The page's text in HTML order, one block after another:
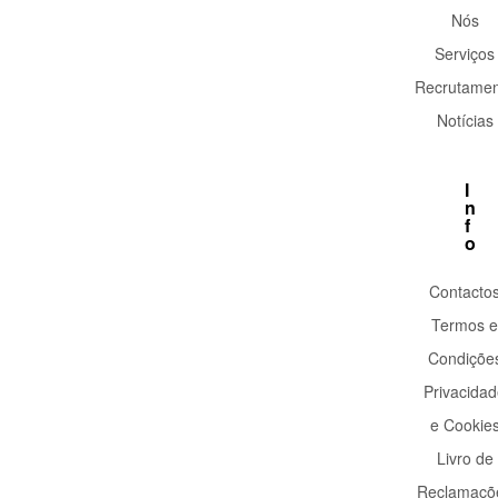
Nós
Serviços
Notícias
I
n
f
o
Termos e
e
Livro de